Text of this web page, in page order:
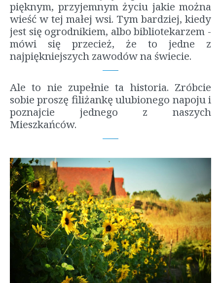
pięknym, przyjemnym życiu jakie można
wieść w tej małej wsi. Tym bardziej, kiedy
jest się ogrodnikiem, albo bibliotekarzem -
mówi się przecież, że to jedne z
najpiękniejszych zawodów na świecie.
Ale to nie zupełnie ta historia. Zróbcie
sobie proszę filiżankę ulubionego napoju i
poznajcie jednego z naszych
Mieszkańców.